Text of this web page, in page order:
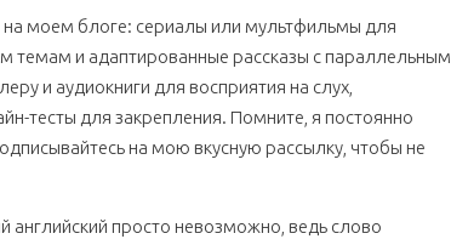
моем блоге: сериалы или мультфильмы для
темам и адаптированные рассказы с параллельным
и аудиокниги для восприятия на слух,
тесты для закрепления. Помните, я постоянно
на мою вкусную рассылку, чтобы не
английский просто невозможно, ведь слово